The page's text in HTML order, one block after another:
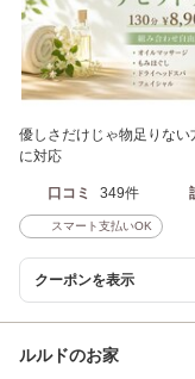
優しさだけじゃ物足りな
に対応
口コミ 349件
スマート支払いOK
クーポンを表示
ルルドのお家